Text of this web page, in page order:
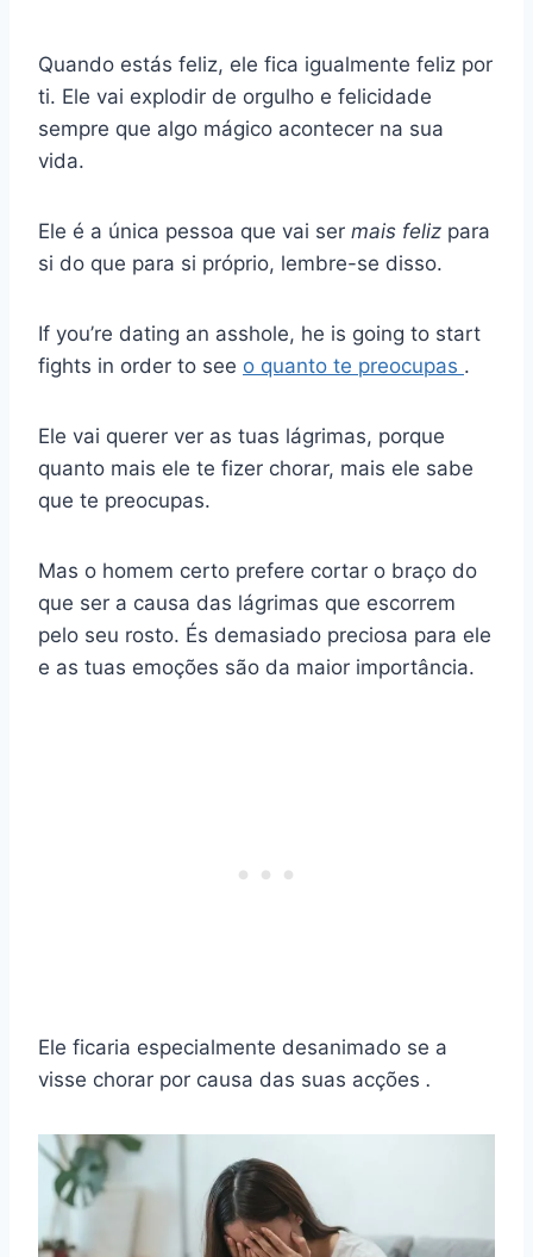
Quando estás feliz, ele fica igualmente feliz por
ti. Ele vai explodir de orgulho e felicidade
sempre que algo mágico acontecer na sua
vida.
Ele é a única pessoa que vai ser mais feliz para
si do que para si próprio, lembre-se disso.
If you’re dating an asshole, he is going to start
fights in order to see o quanto te preocupas .
Ele vai querer ver as tuas lágrimas, porque
quanto mais ele te fizer chorar, mais ele sabe
que te preocupas.
Mas o homem certo prefere cortar o braço do
que ser a causa das lágrimas que escorrem
pelo seu rosto. És demasiado preciosa para ele
e as tuas emoções são da maior importância.
Ele ficaria especialmente desanimado se a
visse chorar por causa das suas acções .